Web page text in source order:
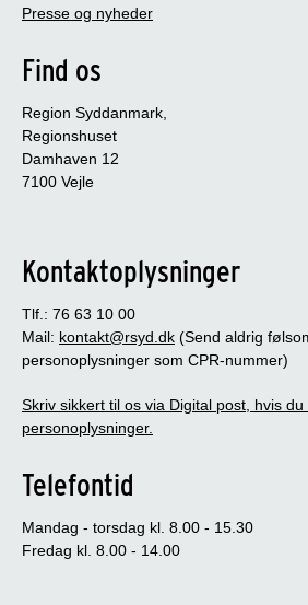
Presse og nyheder
Find os
Region Syddanmark,
Regionshuset
Damhaven 12
7100 Vejle
Kontaktoplysninger
Tlf.: 76 63 10 00
Mail: kontakt@rsyd.dk (Send aldrig
personoplysninger som CPR-nummer)
Skriv sikkert til os via Digital post, hvis
personoplysninger.
Telefontid
Mandag - torsdag kl. 8.00 - 15.30
Fredag kl. 8.00 - 14.00